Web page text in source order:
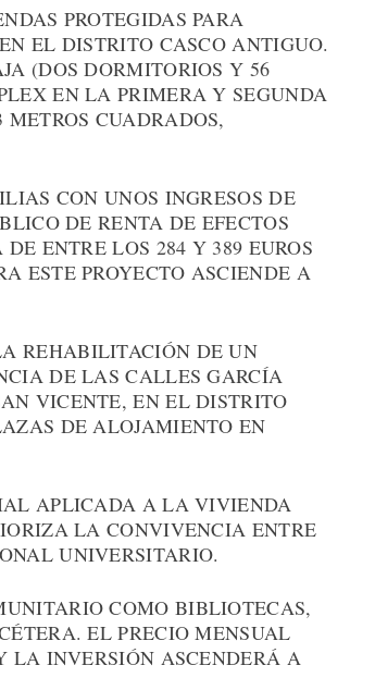
PROTEGIDAS PARA
EL DISTRITO CASCO ANTIGUO.
(DOS DORMITORIOS Y 56
EN LA PRIMERA Y SEGUNDA
CUADRADOS,
CON UNOS INGRESOS DE
DE RENTA DE EFECTOS
ENTRE LOS 284 Y 389 EUROS
ESTE PROYECTO ASCIENDE A
REHABILITACIÓN DE UN
DE LAS CALLES GARCÍA
VICENTE, EN EL DISTRITO
DE ALOJAMIENTO EN
APLICADA A LA VIVIENDA
LA CONVIVENCIA ENTRE
UNIVERSITARIO.
COMO BIBLIOTECAS,
EL PRECIO MENSUAL
LA INVERSIÓN ASCENDERÁ A